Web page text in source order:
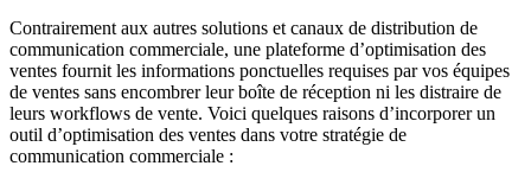
Contrairement aux autres solutions et canaux de distribution de
communication commerciale, une plateforme d’optimisation des
ventes fournit les informations ponctuelles requises par vos équipes
de ventes sans encombrer leur boîte de réception ni les distraire de
leurs workflows de vente. Voici quelques raisons d’incorporer un
outil d’optimisation des ventes dans votre stratégie de
communication commerciale :